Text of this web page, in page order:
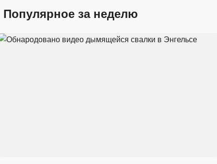
Популярное за неделю